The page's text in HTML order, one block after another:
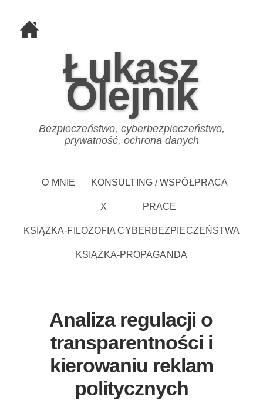
Łukasz
Olejnik
Bezpieczeństwo, cyberbezpieczeństwo,
prywatność, ochrona danych
O MNIE KONSULTING / WSPÓŁPRACA
X PRACE
KSIĄŻKA-FILOZOFIA CYBERBEZPIECZEŃSTWA
KSIĄŻKA-PROPAGANDA
Analiza regulacji o
transparentności i
kierowaniu reklam
politycznych